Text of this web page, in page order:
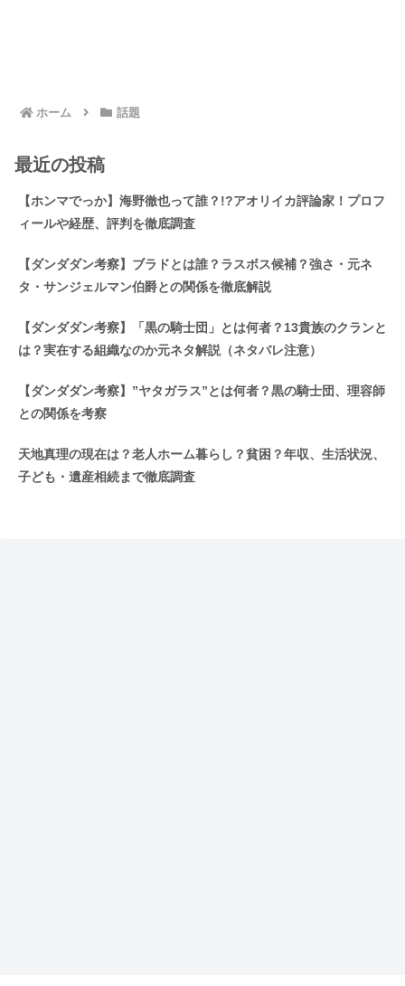
ホーム 話題
最近の投稿
【ホンマでっか】海野徹也って誰？!?アオリイカ評論家！プロフ
ィールや経歴、評判を徹底調査
【ダンダダン考察】ブラドとは誰？ラスボス候補？強さ・元ネ
タ・サンジェルマン伯爵との関係を徹底解説
【ダンダダン考察】「黒の騎士団」とは何者？13貴族のクランと
は？実在する組織なのか元ネタ解説（ネタバレ注意）
【ダンダダン考察】”ヤタガラス”とは何者？黒の騎士団、理容師
との関係を考察
天地真理の現在は？老人ホーム暮らし？貧困？年収、生活状況、
子ども・遺産相続まで徹底調査